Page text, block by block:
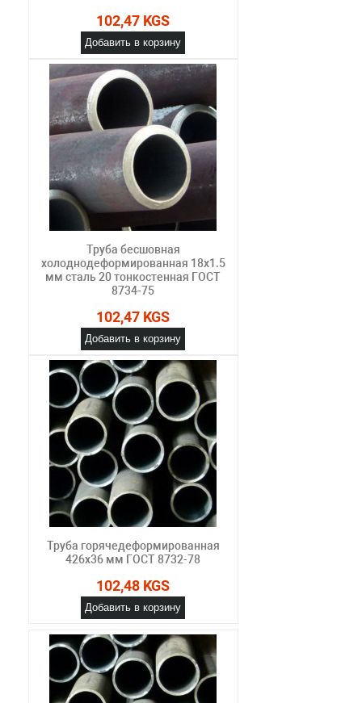
102,47 KGS
Добавить в корзину
Труба бесшовная
холоднодеформированная 18х1.5
мм сталь 20 тонкостенная ГОСТ
8734-75
102,47 KGS
Добавить в корзину
Труба горячедеформированная
426х36 мм ГОСТ 8732-78
102,48 KGS
Добавить в корзину